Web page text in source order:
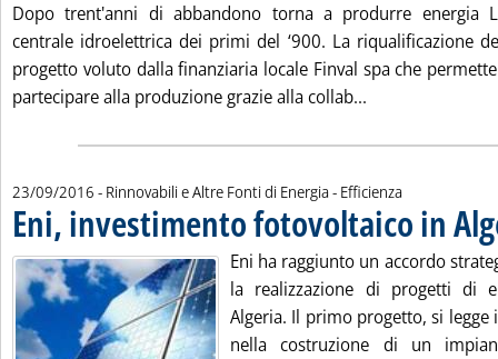
Dopo trent'anni di abbandono torna a produrre energia
centrale idroelettrica dei primi del ‘900. La riqualificazione
progetto voluto dalla finanziaria locale Finval spa che
partecipare alla produzione grazie alla collab...
23/09/2016 - Rinnovabili e Altre Fonti di Energia - Efficienza
Eni, investimento fotovoltaico in
Eni ha raggiunto un accordo
la realizzazione di progetti di
Algeria. Il primo progetto, si legge
nella costruzione di un